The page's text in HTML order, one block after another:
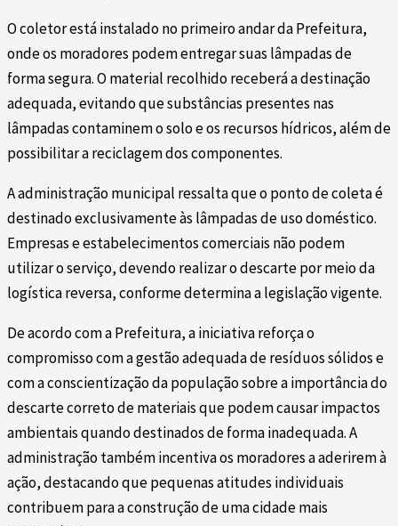
O coletor está instalado no primeiro andar da Prefeitura,
onde os moradores podem entregar suas lâmpadas de
forma segura. O material recolhido receberá a destinação
adequada, evitando que substâncias presentes nas
lâmpadas contaminem o solo e os recursos hídricos, além de
possibilitar a reciclagem dos componentes.
A administração municipal ressalta que o ponto de coleta é
destinado exclusivamente às lâmpadas de uso doméstico.
Empresas e estabelecimentos comerciais não podem
utilizar o serviço, devendo realizar o descarte por meio da
logística reversa, conforme determina a legislação vigente.
De acordo com a Prefeitura, a iniciativa reforça o
compromisso com a gestão adequada de resíduos sólidos e
com a conscientização da população sobre a importância do
descarte correto de materiais que podem causar impactos
ambientais quando destinados de forma inadequada. A
administração também incentiva os moradores a aderirem à
ação, destacando que pequenas atitudes individuais
contribuem para a construção de uma cidade mais